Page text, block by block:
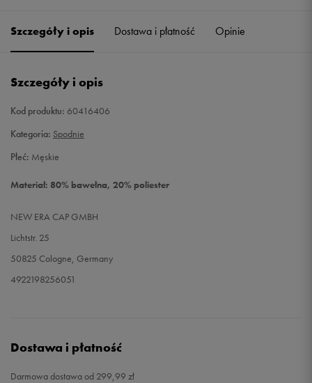
M Powiadom o dostępności
Szczegóły i opis Dostawa i płatność Opinie
Szczegóły i opis
Kod produktu: 60416406
Kategoria: Spodnie
Płeć: Męskie
Materiał: 80% bawełna, 20% poliester
NEW ERA CAP GMBH
Lichtstr. 25
50825 Cologne, Germany
4922198256051
Dostawa i płatność
Darmowa dostawa od 299,99 zł